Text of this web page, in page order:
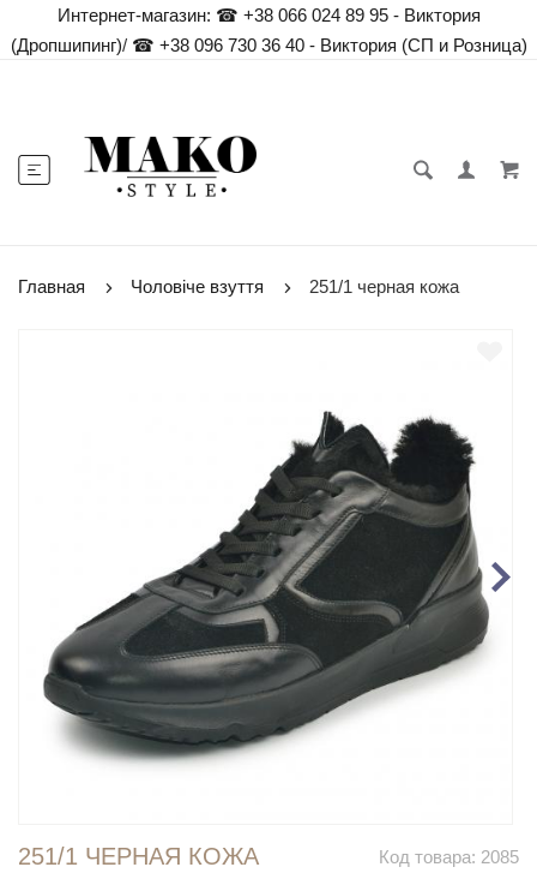
Интернет-магазин: ☎ +38 066 024 89 95 - Виктория
(Дропшипинг)/☎ +38 096 730 36 40 - Виктория (СП и Розница)
Главная Чоловіче взуття 251/1 черная кожа
Код товара: 2085
251/1 ЧЕРНАЯ КОЖА